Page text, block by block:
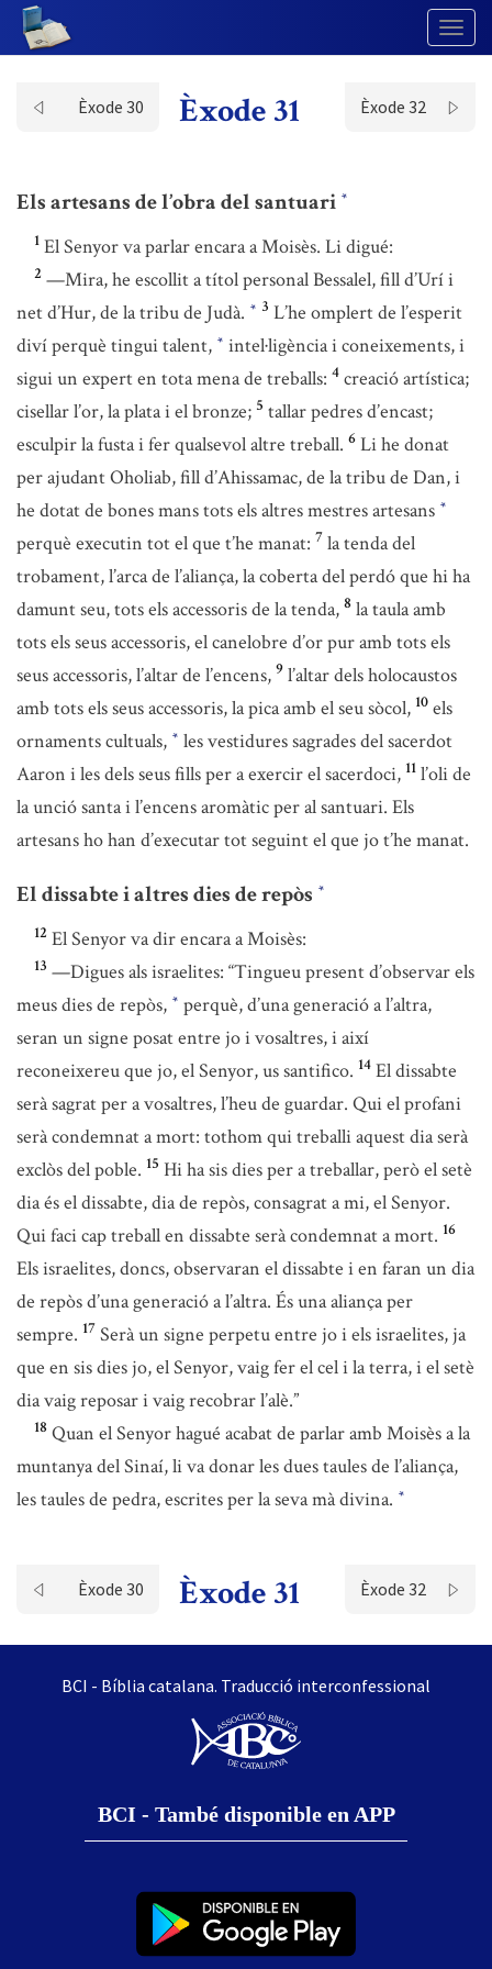
Èxode 30 Èxode 31 Èxode 32
Els artesans de l’obra del santuari *
1 El Senyor va parlar encara a Moisès. Li digué:
2 —Mira, he escollit a títol personal Bessalel, fill d’Urí i
net d’Hur, de la tribu de Judà. * 3 L’he omplert de l’esperit
diví perquè tingui talent, * intel·ligència i coneixements, i
sigui un expert en tota mena de treballs: 4 creació artística;
cisellar l’or, la plata i el bronze; 5 tallar pedres d’encast;
esculpir la fusta i fer qualsevol altre treball. 6 Li he donat
per ajudant Oholiab, fill d’Ahissamac, de la tribu de Dan, i
he dotat de bones mans tots els altres mestres artesans *
perquè executin tot el que t’he manat: 7 la tenda del
trobament, l’arca de l’aliança, la coberta del perdó que hi ha
damunt seu, tots els accessoris de la tenda, 8 la taula amb
tots els seus accessoris, el canelobre d’or pur amb tots els
seus accessoris, l’altar de l’encens, 9 l’altar dels holocaustos
amb tots els seus accessoris, la pica amb el seu sòcol, 10 els
ornaments cultuals, * les vestidures sagrades del sacerdot
Aaron i les dels seus fills per a exercir el sacerdoci, 11 l’oli de
la unció santa i l’encens aromàtic per al santuari. Els
artesans ho han d’executar tot seguint el que jo t’he manat.
El dissabte i altres dies de repòs *
12 El Senyor va dir encara a Moisès:
13 —Digues als israelites: “Tingueu present d’observar els
meus dies de repòs, * perquè, d’una generació a l’altra,
seran un signe posat entre jo i vosaltres, i així
reconeixereu que jo, el Senyor, us santifico. 14 El dissabte
serà sagrat per a vosaltres, l’heu de guardar. Qui el profani
serà condemnat a mort: tothom qui treballi aquest dia serà
exclòs del poble. 15 Hi ha sis dies per a treballar, però el setè
dia és el dissabte, dia de repòs, consagrat a mi, el Senyor.
Qui faci cap treball en dissabte serà condemnat a mort. 16
Els israelites, doncs, observaran el dissabte i en faran un dia
de repòs d’una generació a l’altra. És una aliança per
sempre. 17 Serà un signe perpetu entre jo i els israelites, ja
que en sis dies jo, el Senyor, vaig fer el cel i la terra, i el setè
dia vaig reposar i vaig recobrar l’alè.”
18 Quan el Senyor hagué acabat de parlar amb Moisès a la
muntanya del Sinaí, li va donar les dues taules de l’aliança,
les taules de pedra, escrites per la seva mà divina. *
Èxode 30 Èxode 31 Èxode 32
BCI - Bíblia catalana. Traducció interconfessional
BCI - També disponible en APP